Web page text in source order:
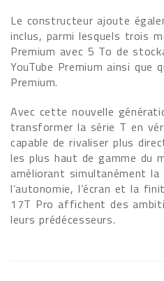
Le constructeur ajoute
inclus, parmi lesquels trois
Premium avec 5 To de
YouTube Premium ainsi
Premium.
Avec cette nouvelle
transformer la série T en
capable de rivaliser plus
les plus haut de gamme du
améliorant simultanément la
l’autonomie, l’écran et la
17T Pro affichent des
leurs prédécesseurs.